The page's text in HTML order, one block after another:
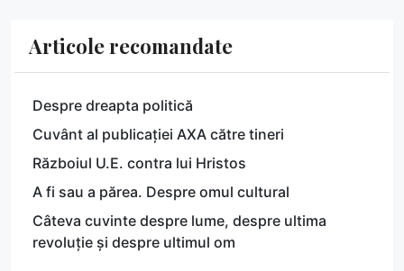
Articole recomandate
Despre dreapta politică
Cuvânt al publicației AXA către tineri
Războiul U.E. contra lui Hristos
A fi sau a părea. Despre omul cultural
Câteva cuvinte despre lume, despre ultima
revoluție și despre ultimul om